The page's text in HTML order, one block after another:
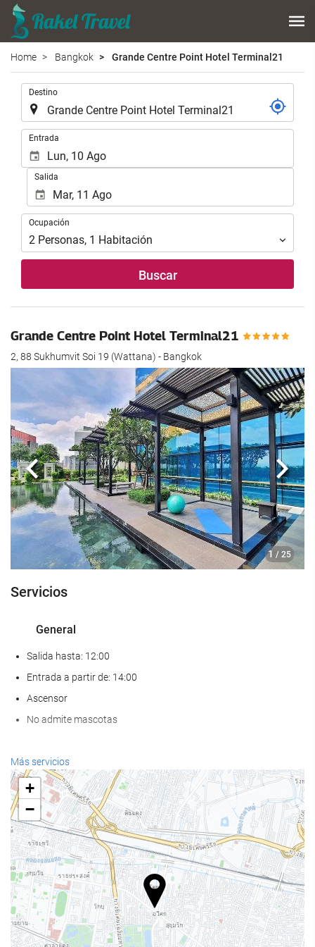
Home Bangkok Grande Centre Point Hotel Terminal21
Destino
Entrada
Salida
Ocupación
Ocupación
2 Personas, 1 Habitación
Buscar
Grande Centre Point Hotel Terminal21
2, 88 Sukhumvit Soi 19 (Wattana) - Bangkok
1 / 25
Anterior
Servicios
General
Salida hasta: 12:00
Entrada a partir de: 14:00
Ascensor
No admite mascotas
Bienestar
Spa
Hammam
Sauna
Gimnasio
Piscina
Piscina
Piscina infantil
Más servicios
+
−